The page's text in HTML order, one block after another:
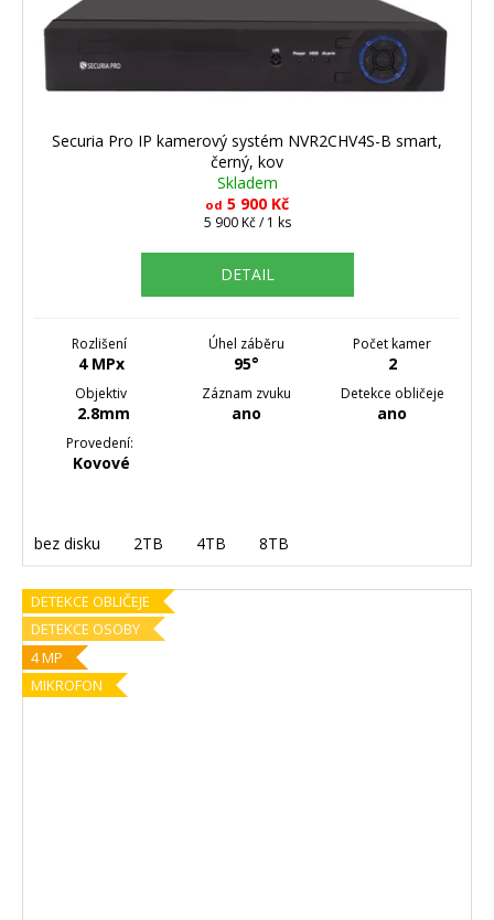
Securia Pro IP kamerový systém NVR2CHV4S-B smart,
černý, kov
Skladem
od 5 900 Kč
Měrná
5 900 Kč / 1 ks
DETAIL
Rozlišení
4 MPx
Úhel záběru
95°
Počet kamer
2
Objektiv
2.8mm
Záznam zvuku
ano
Detekce obličeje
ano
Provedení:
Kovové
bez disku 2TB 4TB 8TB
DETEKCE OBLIČEJE
DETEKCE OSOBY
4 MP
MIKROFON